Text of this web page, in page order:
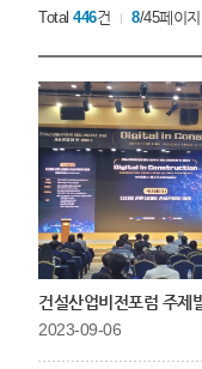
Total 446건 8/45페이지
건설산업비전포럼 주제
2023-09-06